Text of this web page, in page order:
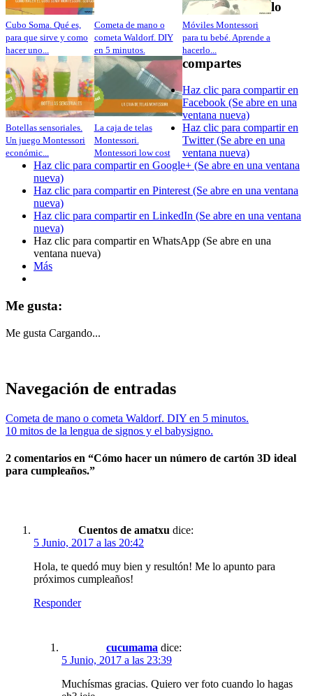
Cubo Soma. Qué es,
para que sirve y como
hacer uno...
Cometa de mano o
cometa Waldorf. DIY
en 5 minutos.
Móviles Montessori
para tu bebé. Aprende a
hacerlo...
Botellas sensoriales.
Un juego Montessori
económic...
La caja de telas
Montessori.
Montessori low cost
lo
compartes
Haz clic para compartir en
Facebook (Se abre en una
ventana nueva)
Haz clic para compartir en
Twitter (Se abre en una
ventana nueva)
Haz clic para compartir en Google+ (Se abre en una ventana
nueva)
Haz clic para compartir en Pinterest (Se abre en una ventana
nueva)
Haz clic para compartir en LinkedIn (Se abre en una ventana
nueva)
Haz clic para compartir en WhatsApp (Se abre en una
ventana nueva)
Más
Me gusta:
Me gusta Cargando...
Navegación de entradas
Cometa de mano o cometa Waldorf. DIY en 5 minutos.
10 mitos de la lengua de signos y el babysigno.
2 comentarios en “Cómo hacer un número de cartón 3D ideal
para cumpleaños.”
Cuentos de amatxu dice:
5 Junio, 2017 a las 20:42
Hola, te quedó muy bien y resultón! Me lo apunto para
próximos cumpleaños!
Responder
cucumama dice:
5 Junio, 2017 a las 23:39
Muchísmas gracias. Quiero ver foto cuando lo hagas